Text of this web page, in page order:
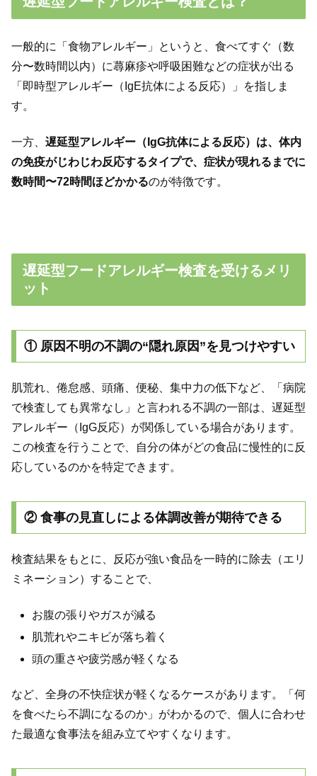
一般的に「食物アレルギー」というと、食べてすぐ（数
分〜数時間以内）に蕁麻疹や呼吸困難などの症状が出る
「即時型アレルギー（IgE抗体による反応）」を指しま
す。
一方、 遅延型アレルギー（IgG抗体による反応）は、体内
の免疫がじわじわ反応するタイプで、症状が現れるまでに
数時間〜72時間ほどかかるのが特徴です。
遅延型フードアレルギー検査を受けるメリ
ット
① 原因不明の不調の“隠れ原因”を見つけやすい
肌荒れ、倦怠感、頭痛、便秘、集中力の低下など、「病院
で検査しても異常なし」と言われる不調の一部は、遅延型
アレルギー（IgG反応）が関係している場合があります。
この検査を行うことで、自分の体がどの食品に慢性的に反
応しているのかを特定できます。
② 食事の見直しによる体調改善が期待できる
検査結果をもとに、反応が強い食品を一時的に除去（エリ
ミネーション）することで、
お腹の張りやガスが減る
肌荒れやニキビが落ち着く
頭の重さや疲労感が軽くなる
など、全身の不快症状が軽くなるケースがあります。「何
を食べたら不調になるのか」がわかるので、個人に合わせ
た最適な食事法を組み立てやすくなります。